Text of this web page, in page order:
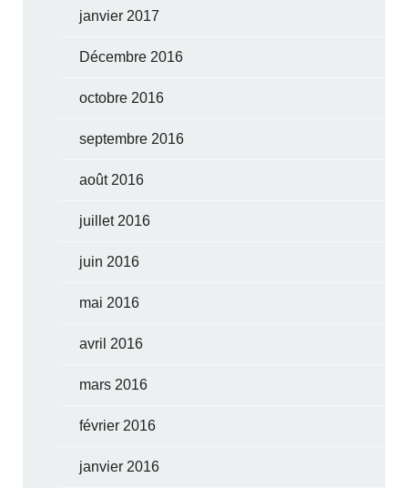
janvier 2017
Décembre 2016
octobre 2016
septembre 2016
août 2016
juillet 2016
juin 2016
mai 2016
avril 2016
mars 2016
février 2016
janvier 2016